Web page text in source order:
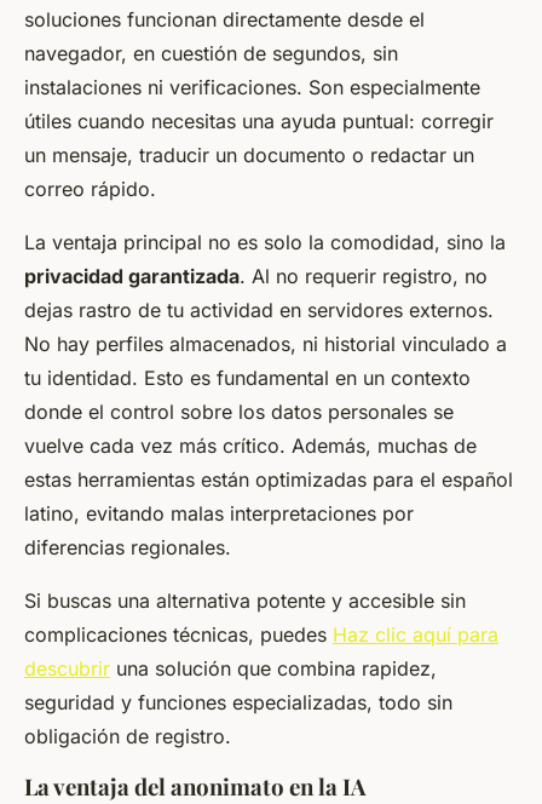
soluciones funcionan directamente desde el
navegador, en cuestión de segundos, sin
instalaciones ni verificaciones. Son especialmente
útiles cuando necesitas una ayuda puntual: corregir
un mensaje, traducir un documento o redactar un
correo rápido.
La ventaja principal no es solo la comodidad, sino la
privacidad garantizada. Al no requerir registro, no
dejas rastro de tu actividad en servidores externos.
No hay perfiles almacenados, ni historial vinculado a
tu identidad. Esto es fundamental en un contexto
donde el control sobre los datos personales se
vuelve cada vez más crítico. Además, muchas de
estas herramientas están optimizadas para el español
latino, evitando malas interpretaciones por
diferencias regionales.
Si buscas una alternativa potente y accesible sin
complicaciones técnicas, puedes Haz clic aquí para
descubrir una solución que combina rapidez,
seguridad y funciones especializadas, todo sin
obligación de registro.
La ventaja del anonimato en la IA